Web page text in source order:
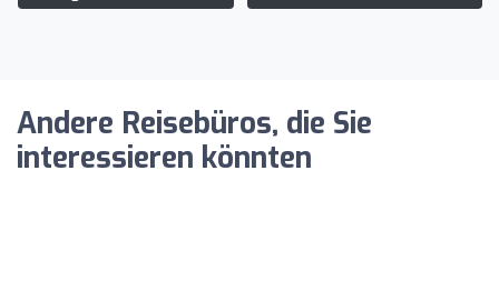
Andere Reisebüros, die Sie
interessieren könnten